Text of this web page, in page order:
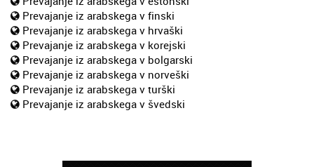
Prevajanje iz arabskega v finski
Prevajanje iz arabskega v hrvaški
Prevajanje iz arabskega v korejski
Prevajanje iz arabskega v bolgarski
Prevajanje iz arabskega v norveški
Prevajanje iz arabskega v turški
Prevajanje iz arabskega v švedski